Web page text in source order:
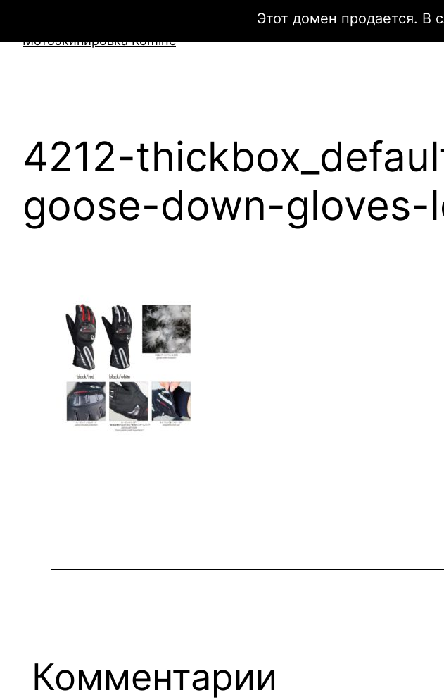
содержимому
Мотоэкипировка Komine
4212-
goose-down-gloves-
Комментарии
Этот домен продается. В